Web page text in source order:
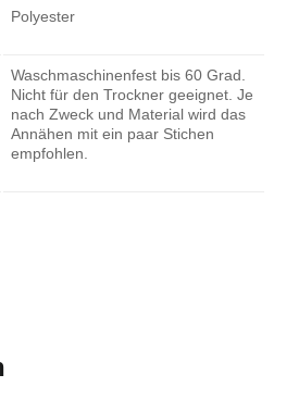
Polyester
Waschmaschinenfest bis 60 Grad.
Nicht für den Trockner geeignet. Je
nach Zweck und Material wird das
Annähen mit ein paar Stichen
empfohlen.